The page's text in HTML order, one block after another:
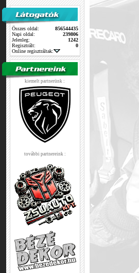
Összes oldal:
856544435
Napi oldal:
239806
Jelenleg:
1242
Regisztrált:
0
Online regisztráltak:
kiemelt partnerünk :
további partnereink :